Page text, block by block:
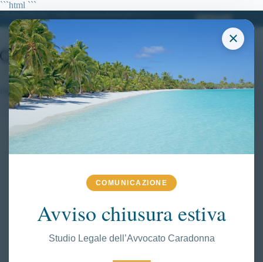
```html
×
COMUNICAZIONE
Avviso chiusura estiva
Studio Legale dell’Avvocato Caradonna
```
contenuto
inidoneità psicofisica